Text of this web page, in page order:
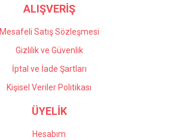
ALIŞVERİŞ
Mesafeli Satış Sözleşmesi
Gizlilik ve Güvenlik
İptal ve İade Şartları
Kişisel Veriler Politikası
ÜYELİK
Hesabım